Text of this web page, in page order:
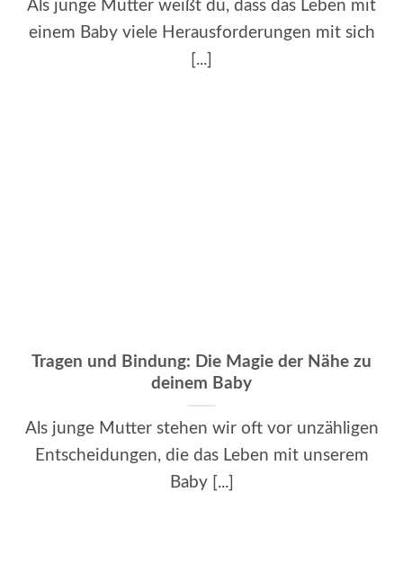
Als junge Mutter weißt du, dass das Leben mit
einem Baby viele Herausforderungen mit sich
[...]
Tragen und Bindung: Die Magie der Nähe zu
deinem Baby
Als junge Mutter stehen wir oft vor unzähligen
Entscheidungen, die das Leben mit unserem
Baby [...]